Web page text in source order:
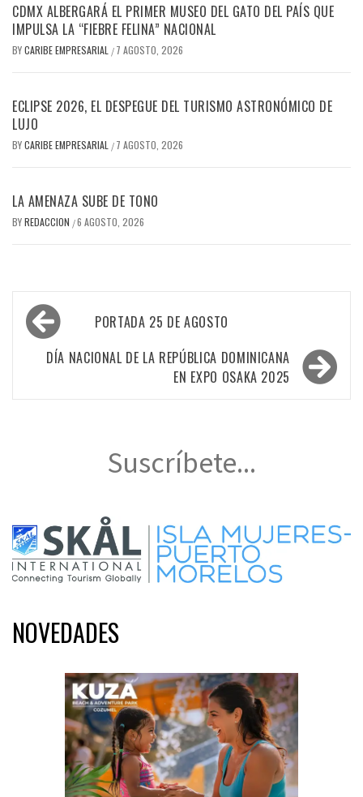
CDMX ALBERGARÁ EL PRIMER MUSEO DEL GATO DEL PAÍS QUE
IMPULSA LA “FIEBRE FELINA” NACIONAL
BYCARIBE EMPRESARIAL / 7 AGOSTO, 2026
ECLIPSE 2026, EL DESPEGUE DEL TURISMO ASTRONÓMICO DE
LUJO
BYCARIBE EMPRESARIAL / 7 AGOSTO, 2026
LA AMENAZA SUBE DE TONO
BYREDACCION /6 AGOSTO, 2026
Navegación
de
entradas
PORTADA 25 DE AGOSTO
DÍA NACIONAL DE LA REPÚBLICA DOMINICANA
EN EXPO OSAKA 2025
Suscríbete...
NOVEDADES